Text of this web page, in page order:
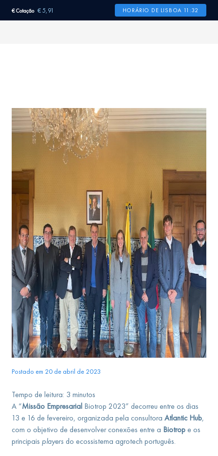
€ Cotação € 5,91 HORÁRIO DE LISBOA 11:32
Postado em 20 de abril de 2023
Tempo de leitura: 3 minutos
A “Missão Empresarial Biotrop 2023” decorreu entre os dias
13 e 16 de fevereiro, organizada pela consultora Atlantic Hub,
com o objetivo de desenvolver conexões entre a Biotrop e os
principais players do ecossistema agrotech português.